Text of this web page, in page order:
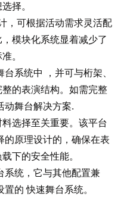
择。
，可根据活动需求灵活配
模块化系统显着减少了
。
台系统中
，并可与桁架、
的表演结构。如需完整
动舞台解决方案.
选择至关重要。该平台
的原理设计的 ，确保在表
下的安全性能。
系统 ，它与其他配置兼
置的 快速舞台系统。